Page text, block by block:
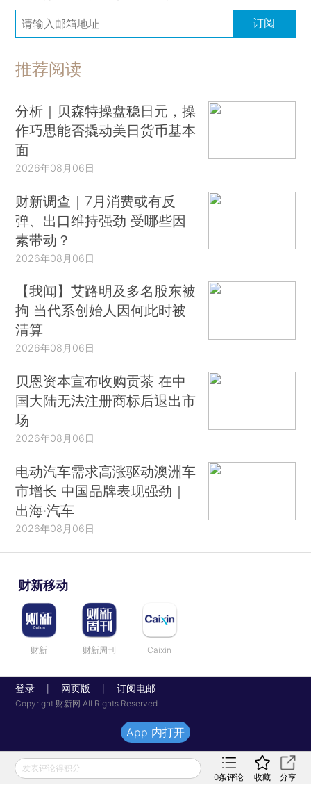
订阅
推荐阅读
分析｜贝森特操盘稳日元，操
作巧思能否撬动美日货币基本
面
2026年08月06日
财新调查｜7月消费或有反
弹、出口维持强劲 受哪些因
素带动？
2026年08月06日
【我闻】艾路明及多名股东被
拘 当代系创始人因何此时被
清算
2026年08月06日
贝恩资本宣布收购贡茶 在中
国大陆无法注册商标后退出市
场
2026年08月06日
电动汽车需求高涨驱动澳洲车
市增长 中国品牌表现强劲｜
出海·汽车
2026年08月06日
财新移动
财新 财新周刊 Caixin
登录 网页版 订阅电邮
Copyright 财新网 All Rights Reserved
发表评论得积分
0条评论 收藏 分享
App 内打开